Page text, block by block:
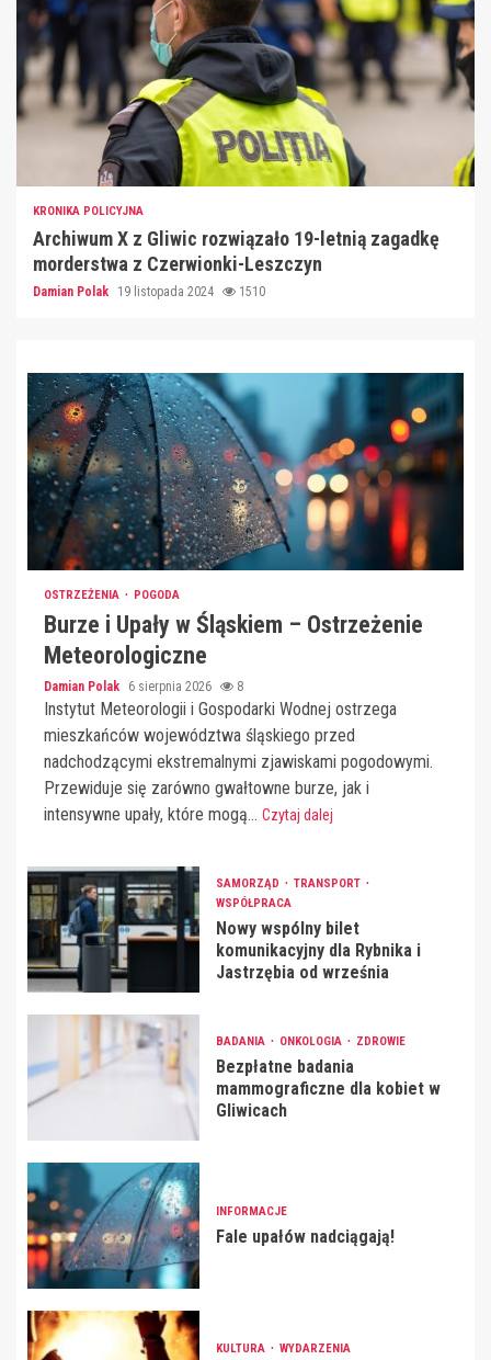
KRONIKA POLICYJNA
Archiwum X z Gliwic rozwiązało 19-letnią zagadkę
morderstwa z Czerwionki-Leszczyn
Damian Polak 19 listopada 2024 1510
OSTRZEŻENIA POGODA
Burze i Upały w Śląskiem – Ostrzeżenie
Meteorologiczne
Damian Polak 6 sierpnia 2026 8
Instytut Meteorologii i Gospodarki Wodnej ostrzega
mieszkańców województwa śląskiego przed
nadchodzącymi ekstremalnymi zjawiskami pogodowymi.
Przewiduje się zarówno gwałtowne burze, jak i
intensywne upały, które mogą... Czytaj dalej
SAMORZĄD
TRANSPORT
WSPÓŁPRACA
Nowy wspólny bilet
komunikacyjny dla Rybnika i
Jastrzębia od września
BADANIA ONKOLOGIA ZDROWIE
Bezpłatne badania
mammograficzne dla kobiet w
Gliwicach
INFORMACJE
Fale upałów nadciągają!
KULTURA WYDARZENIA